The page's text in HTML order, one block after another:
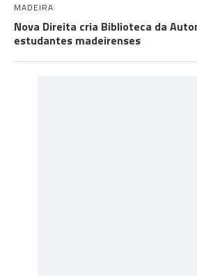
MADEIRA
Nova Direita cria Biblioteca da
estudantes madeirenses